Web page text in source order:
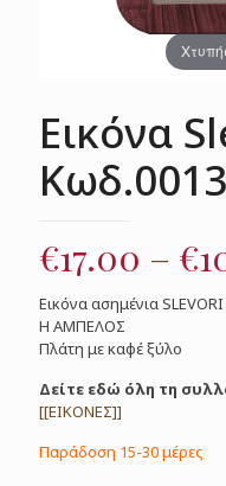
Εικόνα
€17.00 – €
Εικόνα ασημένια SLEVORI
Η ΑΜΠΕΛΟΣ
Πλάτη με καφέ ξύλο
Δείτε εδώ όλη τη
[[ΕΙΚΟΝΕΣ]]
Παράδοση 15-30 μέρες